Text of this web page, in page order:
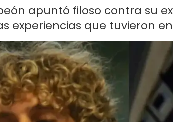
apuntó filoso contra su
experiencias que tuvieron